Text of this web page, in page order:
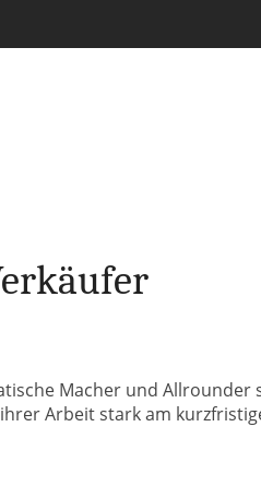
Macher und Allrounder
Arbeit stark am